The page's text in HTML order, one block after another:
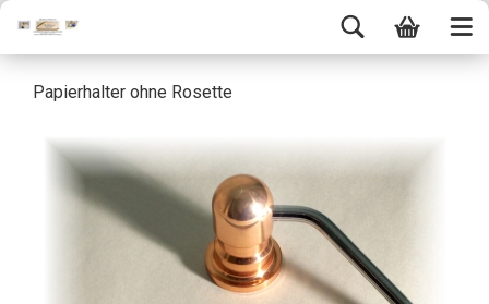
Papierhalter ohne Rosette